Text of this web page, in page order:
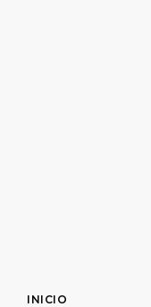
INICIO